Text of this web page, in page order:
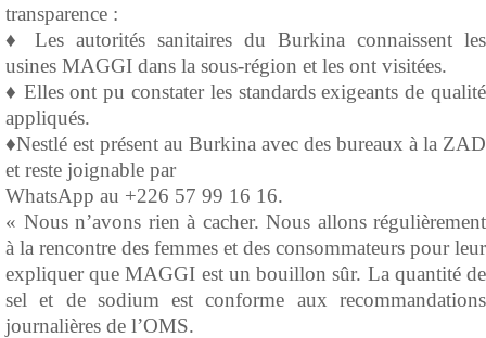
transparence :
♦️ Les autorités sanitaires du Burkina connaissent les
usines MAGGI dans la sous-région et les ont visitées.
♦️ Elles ont pu constater les standards exigeants de qualité
appliqués.
♦️Nestlé est présent au Burkina avec des bureaux à la ZAD
et reste joignable par
WhatsApp au +226 57 99 16 16.
« Nous n’avons rien à cacher. Nous allons régulièrement
à la rencontre des femmes et des consommateurs pour leur
expliquer que MAGGI est un bouillon sûr. La quantité de
sel et de sodium est conforme aux recommandations
journalières de l’OMS.